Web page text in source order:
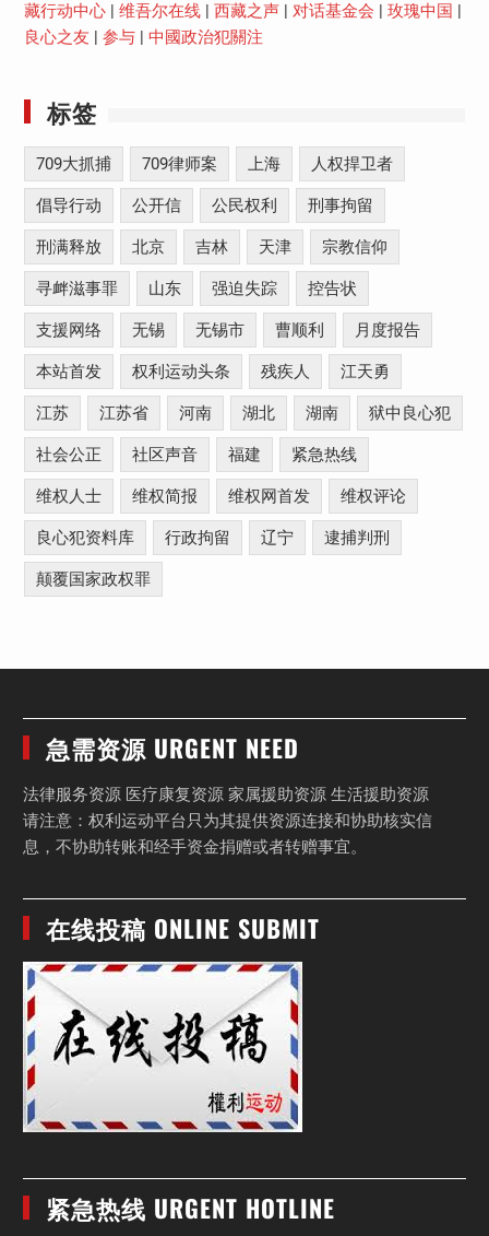
藏行动中心| 维吾尔在线| 西藏之声| 对话基金会 玫瑰中国
良心之友
参与| 中國政治犯關注
标签
709大抓捕 709律师案 上海 人权捍卫者
倡导行动 公开信 公民权利 刑事拘留
刑满释放 北京 吉林 天津 宗教信仰
寻衅滋事罪 山东 强迫失踪 控告状
支援网络 无锡 无锡市 曹顺利 月度报告
本站首发 权利运动头条 残疾人 江天勇
江苏 江苏省 河南 湖北 湖南 狱中良心犯
社会公正 社区声音 福建 紧急热线
维权人士 维权简报 维权网首发 维权评论
良心犯资料库 行政拘留 辽宁 逮捕判刑
颠覆国家政权罪
急需资源 URGENT NEED
法律服务资源 医疗康复资源 家属援助资源 生活援助资源
请注意：权利运动平台只为其提供资源连接和协助核实信
息，不协助转账和经手资金捐赠或者转赠事宜。
在线投稿 ONLINE SUBMIT
紧急热线 URGENT HOTLINE